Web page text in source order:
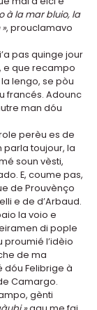
à la mar bluio, la
, prouclamavo
pas quinge jour
e que recampo
lengo, se pòu
francés. Adounc
man dóu
perèu es de
parla toujour, la
soun vèsti,
E, coume pas,
de Prouvènço
e de d’Arbaud.
la voio e
di pople
l’idèio
de ma
dóu Felibrige à
Camargo.
gènti